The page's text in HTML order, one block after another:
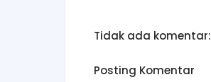
Tidak ada komentar:
Posting Komentar